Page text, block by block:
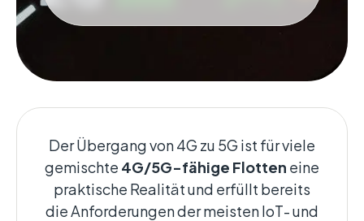
Der Übergang von 4G zu 5G ist für viele
gemischte 4G/5G-fähige Flotten eine
praktische Realität und erfüllt bereits
die Anforderungen der meisten IoT- und